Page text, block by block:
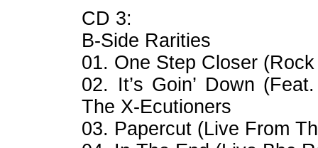
CD 3:
B-Side Rarities
01. One Step Closer
02. It’s Goin’ Down
The X-Ecutioners
03. Papercut (Live From